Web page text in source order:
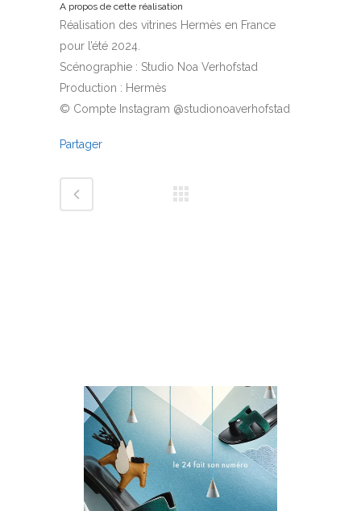
A propos de cette réalisation
Réalisation des vitrines Hermès en France
pour l’été 2024.
Scénographie : Studio Noa Verhofstad
Production : Hermès
© Compte Instagram @studionoaverhofstad
Partager